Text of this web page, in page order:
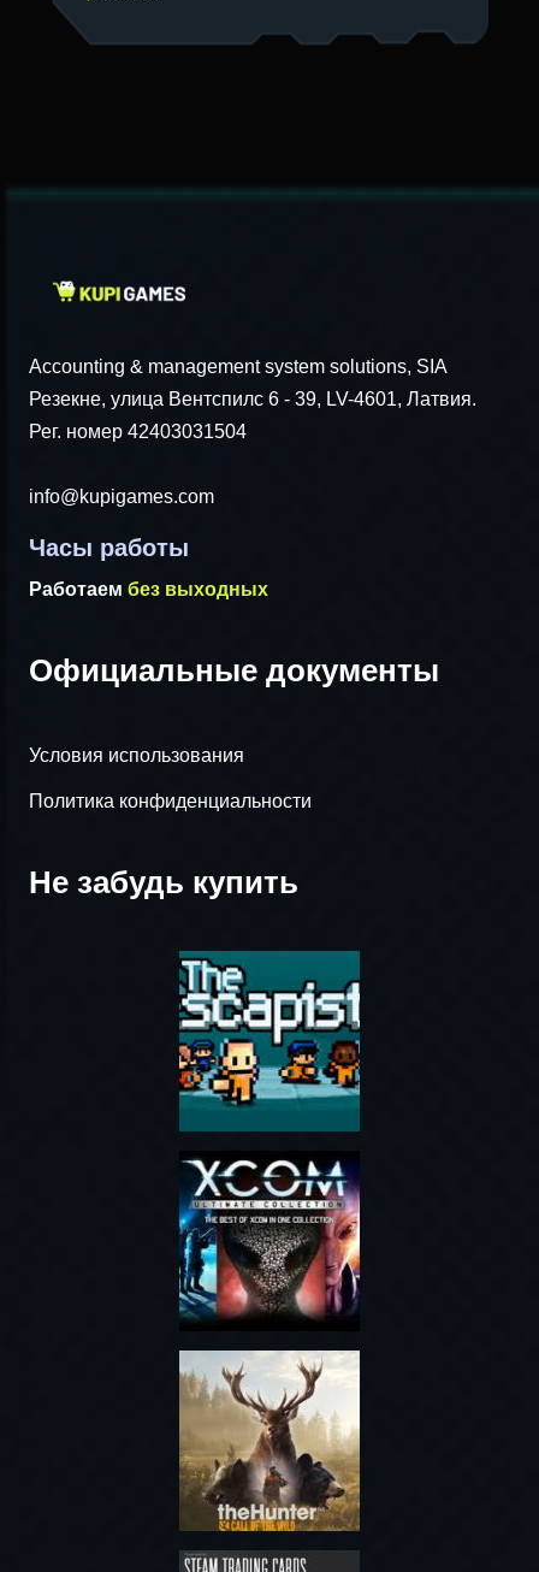
Accounting & management system solutions, SIA
Резекне, улица Вентспилс 6 - 39, LV-4601, Латвия.
Рег. номер 42403031504
info@kupigames.com
Часы работы
Работаем без выходных
Официальные документы
Условия использования
Политика конфиденциальности
Не забудь купить